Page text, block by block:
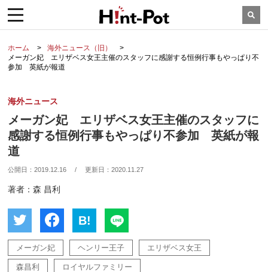
ホーム
海外ニュース（旧）
メーガン妃 エリザベス女王主催のスタッフに感謝する恒例行事もやっぱり不
参加 英紙が報道
海外ニュース
メーガン妃 エリザベス女王主催のスタッフに
感謝する恒例行事もやっぱり不参加 英紙が報
道
公開日：2019.12.16 / 更新日：2020.11.27
著者：森 昌利
B!
メーガン妃 ヘンリー王子 エリザベス女王
森昌利 ロイヤルファミリー